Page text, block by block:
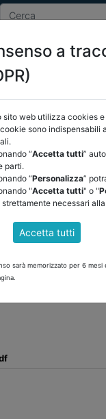
NORMATIVA
/ A.C. 1279
a
sito web utilizza cookies
sono indispensabili
“Accetta tutti”
parti.
“Personalizza”
"Accetta tutti" o "
necessari
Accetta tutti
sarà memorizzato per 6